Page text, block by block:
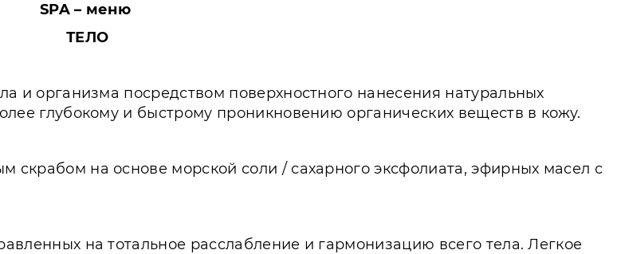
SPA – меню
ТЕЛО
и организма посредством поверхностного нанесения натуральных
глубокому и быстрому проникновению органических веществ в кожу.
на основе морской соли / сахарного эксфолиата, эфирных масел с
на тотальное расслабление и гармонизацию всего тела. Легкое